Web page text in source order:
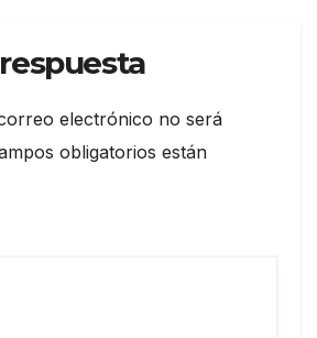
electrónico no será
obligatorios están